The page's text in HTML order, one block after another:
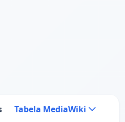
Tabela MediaWiki